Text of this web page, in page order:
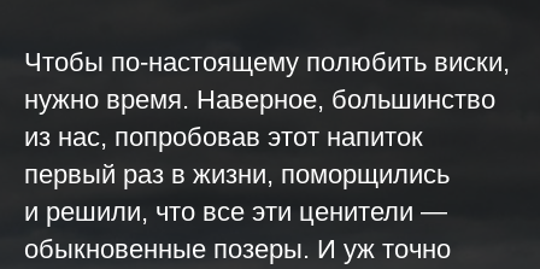
Чтобы по-настоящему полюбить виски,
нужно время. Наверное, большинство
из нас, попробовав этот напиток
первый раз в жизни, поморщились
и решили, что все эти ценители —
обыкновенные позеры. И уж точно